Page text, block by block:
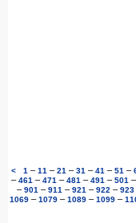
< 1 – 11 – 21 – 31 – 41 – 51 –
– 461 – 471 – 481 – 491 – 501 –
– 901 – 911 – 921 – 922 – 923
1069 – 1079 – 1089 – 1099 –